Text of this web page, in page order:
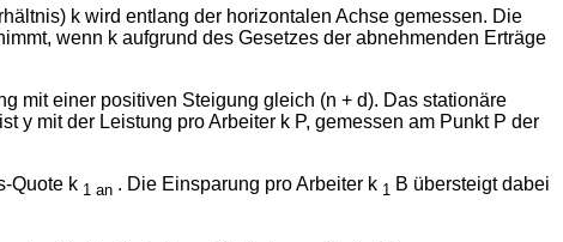
k wird entlang der horizontalen Achse gemessen. Die
wenn k aufgrund des Gesetzes der abnehmenden Erträge
mit einer positiven Steigung gleich (n + d). Das stationäre
y mit der Leistung pro Arbeiter k P, gemessen am Punkt P der
Quote k 1 an . Die Einsparung pro Arbeiter k 1 B übersteigt dabei